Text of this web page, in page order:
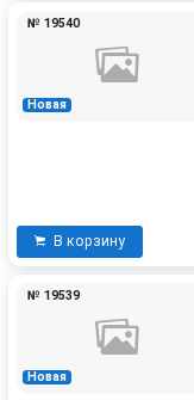
Новая
№ 19540
В корзину
Новая
№ 19539